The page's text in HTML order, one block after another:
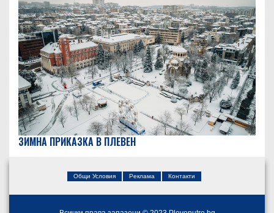
ЗИМНА ПРИКАЗКА В ПЛЕВЕН
Общи Условия Реклама Контакти